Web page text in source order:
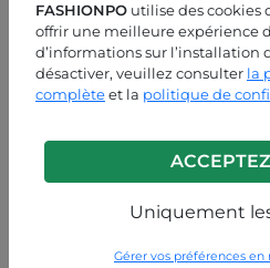
FASHIONPO utilise des cookies
offrir une meilleure expérience
d’informations sur l’installation
désactiver, veuillez consulter la
complèteet la politique de
Uniquement
Gérer vos préférences
ASSISTANCE CLIENT
LUN-VEN 09:00-13:00 / 14:00-
info@fashionpo.fr
Contactez-nous sur